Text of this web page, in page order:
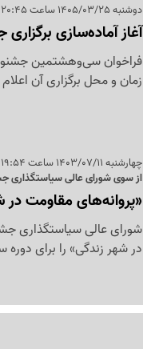
دوشنبه 1405/03/25 ساعت 20:45
آغاز آماده‌سازی
فراخوان سی‌وهشتمین
زمان و محل برگزاری آن
چهارشنبه 1403/07/11 ساعت 19:54
از سوی شورای عالی سیاستگذاری
«پروانه‌های مقاومت در
شورای عالی سیاستگذاری
در شهر زندگی» را برای